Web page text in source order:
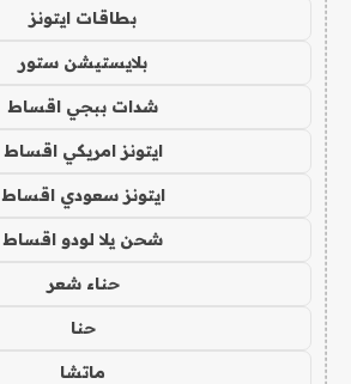
بطاقات ايتونز
بلايستيشن ستور
شدات ببجي اقساط
ايتونز امريكي اقساط
ايتونز سعودي اقساط
شحن يلا لودو اقساط
حناء شعر
حنا
ماتشا